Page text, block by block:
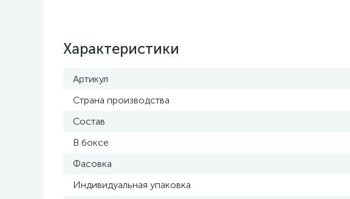
Характеристики
Артикул
Страна производства
Состав
В боксе
Фасовка
Индивидуальная упаковка